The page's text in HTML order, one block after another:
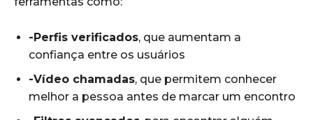
-Perfis verificados, que aumentam a
confiança entre os usuários
-Vídeo chamadas, que permitem conhecer
melhor a pessoa antes de marcar um encontro